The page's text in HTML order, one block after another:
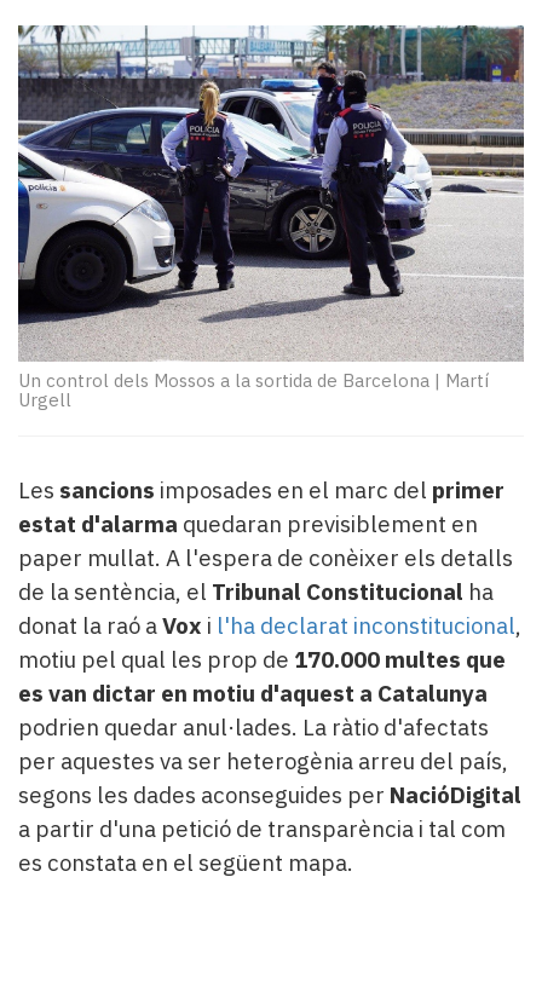
El
temps
Reportatges
Entrevistes
Enquestes
A
escena!
Dis
la
teva!
Subscriptors
La
newsletter
del
patrocinat
Lo
més
llegit...
Editorial
Un control dels Mossos a la sortida de Barcelona | Martí
Urgell
Les sancions imposades en el marc del primer
estat d'alarma quedaran previsiblement en
paper mullat. A l'espera de conèixer els detalls
de la sentència, el Tribunal Constitucional ha
donat la raó aVox i l'ha declarat inconstitucional,
motiu pel qual les prop de 170.000 multes que
es van dictar en motiu d'aquest a Catalunya
podrien quedar anul·lades. La ràtio d'afectats
per aquestes va ser heterogènia arreu del país,
segons les dades aconseguides per NacióDigital
a partir d'una petició de transparència i tal com
es constata en el següent mapa.